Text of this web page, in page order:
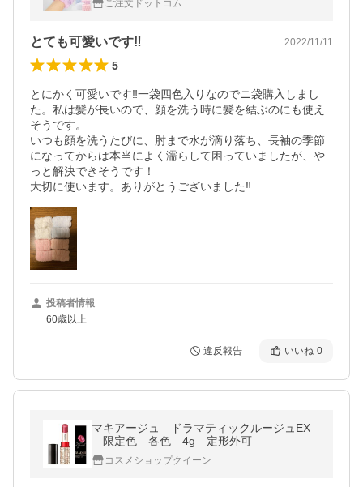
ご注文ドットコム
とても可愛いです‼︎ 2022/11/11
5
とにかく可愛いです‼︎一袋四色入りなのでニ袋購入しまし
た。私は髪が長いので、顔を洗う時に髪を結ぶのにも使え
そうです。
いつも顔を洗うたびに、肘まで水が滴り落ち、長袖の季節
になってからは本当によく濡らして困っていましたが、や
っと解決できそうです！
大切に使います。ありがとうございました‼︎
投稿者情報
60歳以上
違反報告 いいね 0
マキアージュ ドラマティックルージュEX
限定色 各色 4g 定形外可
コスメショップクイーン